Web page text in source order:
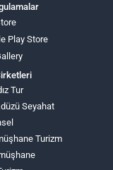
Play Store
Tur
Seyahat
Turizm